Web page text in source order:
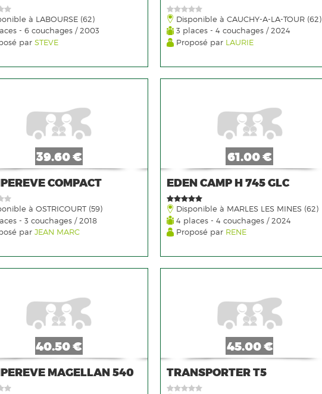
à LABOURSE (62)
- 6 couchages / 2003
par STEVE
Disponible à CAUCHY-A-LA-TOUR (62)
3 places - 4 couchages / 2024
Proposé par LAURIE
39.60 €
COMPACT
à OSTRICOURT (59)
- 3 couchages / 2018
par JEAN MARC
61.00 €
EDEN CAMP H 745 GLC
Disponible à MARLES LES MINES (62)
4 places - 4 couchages / 2024
Proposé par RENE
40.50 €
MAGELLAN 540
45.00 €
TRANSPORTER T5